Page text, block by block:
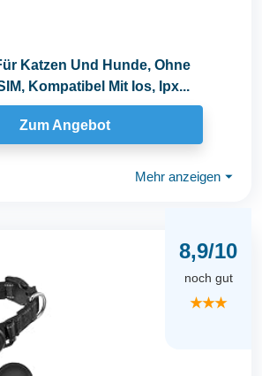
Katzen Und Hunde, Ohne
Kompatibel Mit Ios, Ipx...
Zum Angebot
Mehr anzeigen ⏷
8,9/10
noch gut
★★★